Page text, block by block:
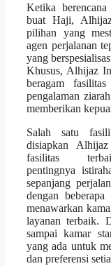
Ketika
buat Haji,
pilihan yang
agen perjalanan
yang
Khusus, Alhijaz
beragam
pengalaman
memberikan
Salah satu
disiapkan
fasilitas
pentingnya
sepanjang
dengan
menawarkan
layanan terbaik.
sampai kamar
yang ada untuk
dan preferensi